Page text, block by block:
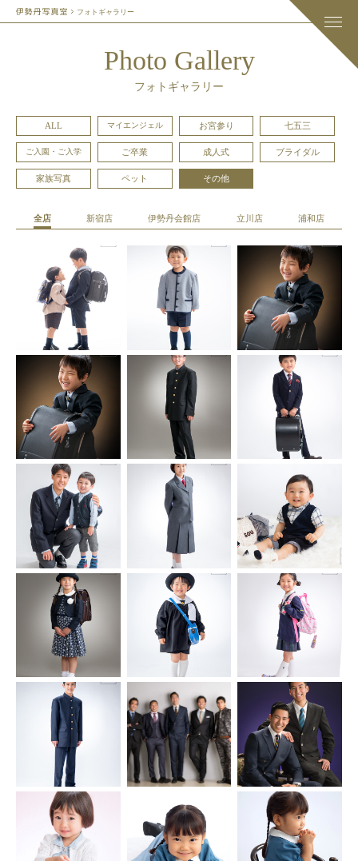
フォトギャラリー
Photo Gallery
フォトギャラリー
ALL マイエンジェル お宮参り 七五三
ご入園・ご入学 ご卒業 成人式 ブライダル
家族写真 ペット その他
全店 新宿店 伊勢丹会館店 立川店 浦和店